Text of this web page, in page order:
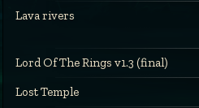
Lava rivers
Lord Of The Rings v1.3 (final)
Lost Temple